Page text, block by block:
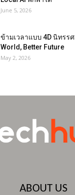
June 5, 2026
ข้ามเวลาแบบ 4D นิทรร
World, Better Future
May 2, 2026
ABOUT US